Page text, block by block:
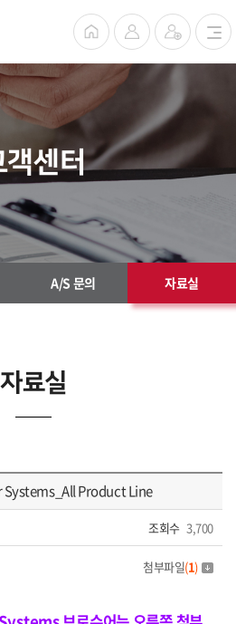
객센터
A/S 문의 자료실
자료실
Systems_All Product Line
조회수 3,700
첨부파일(1)